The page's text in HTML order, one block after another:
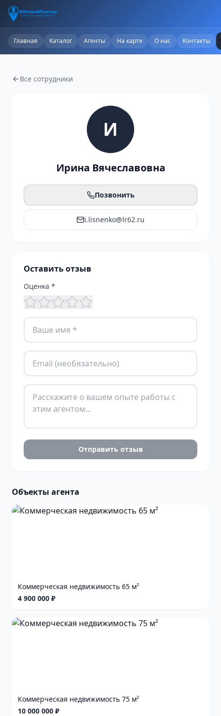
Главная Каталог Агенты На карте О нас Контакты
Все сотрудники
И
Ирина Вячеславовна
Позвонить
i.lisnenko@lr62.ru
Оставить отзыв
Оценка *
Отправить отзыв
Объекты агента
Коммерческая недвижимость 65 м²
4 900 000 ₽
Коммерческая недвижимость 75 м²
10 000 000 ₽